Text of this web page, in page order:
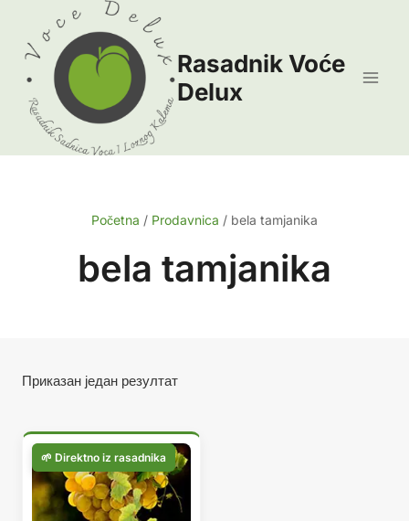
content
Rasadnik Voće
Delux
Početna / Prodavnica / bela tamjanika
bela tamjanika
Приказан један резултат